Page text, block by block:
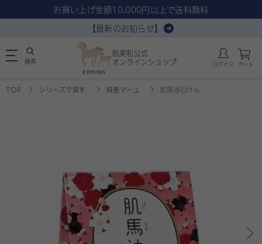
お買い上げ金額10,000円以上で送料無料
【最新のお知らせ】
肌美和公式
オンラインショップ
検索 ログイン カート
TOP シリーズで探す 特産マーユ 肌馬油石けん